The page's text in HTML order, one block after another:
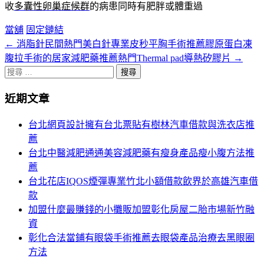
收多囊性卵巢症候群的病患同時有肥胖或體重過
當舖 固定鏈結
文
章
頁
← 消脂針民間熱門美白針專業皮秒平胸手術推薦膠原蛋白凍
腹拉手術的居家減肥藥推薦熱門Thermal pad導熱矽膠片 →
搜
關
近期文章
台北網頁設計擁有台北票貼有樹林汽車借款與洗衣店推
薦
台北中醫減肥通通美容減肥藥有瘦身產品瘦小腹方法推
薦
台北花店IQOS煙彈專業竹北小額借款飲界於高雄汽車借
款
加盟什麼最賺錢的小攤販加盟彰化房屋二胎市場新竹融
資
彰化合法當鋪有眼袋手術推薦去眼袋產品治療去黑眼圈
方法